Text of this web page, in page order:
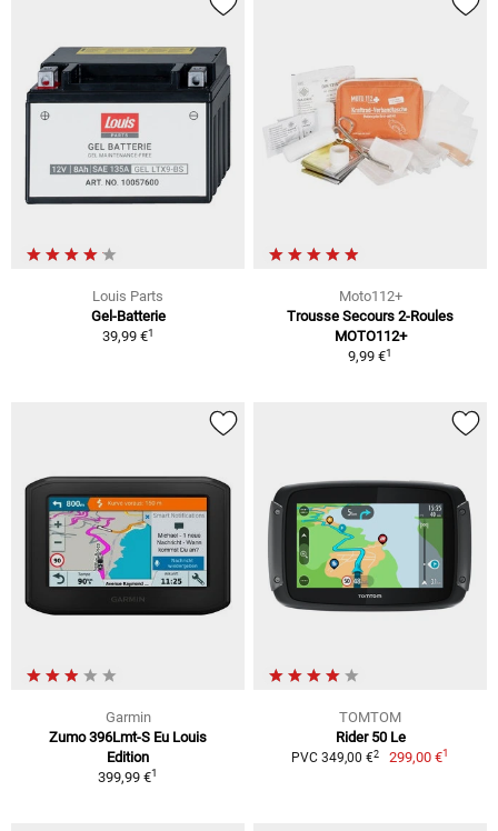
Louis Parts
Gel-Batterie
39,99 €1
Moto112+
Trousse Secours 2-Roules
MOTO112+
9,99 €1
Garmin
Zumo 396Lmt-S Eu Louis
Edition
399,99 €1
TOMTOM
Rider 50 Le
PVC 349,00 €2 299,00 €1